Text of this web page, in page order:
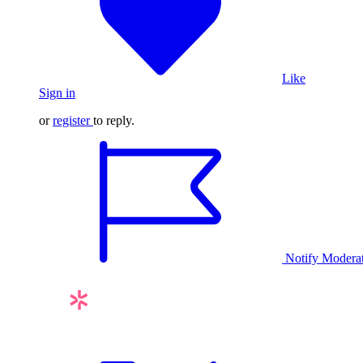
Like
Sign in
orregister to reply.
Notify